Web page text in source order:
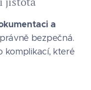
a
bezpečná.
komplikací, které